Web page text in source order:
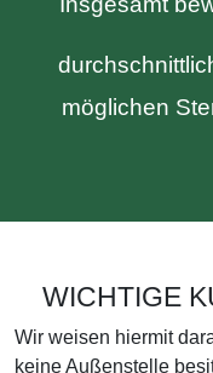
möglichen
WICHTIGE
Wir weisen hiermit
keine Außenstelle